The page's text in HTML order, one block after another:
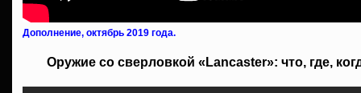
Дополнение, октябрь 2019 года.
Оружие со сверловкой «Lancaster»: что, где,